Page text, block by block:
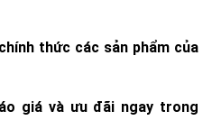
thức các sản phẩm của
giá và ưu đãi ngay trong